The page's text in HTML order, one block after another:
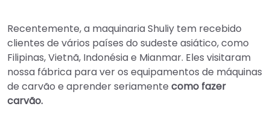
Recentemente, a maquinaria Shuliy tem recebido
clientes de vários países do sudeste asiático, como
Filipinas, Vietnã, Indonésia e Mianmar. Eles visitaram
nossa fábrica para ver os equipamentos de máquinas
de carvão e aprender seriamente como fazer
carvão.